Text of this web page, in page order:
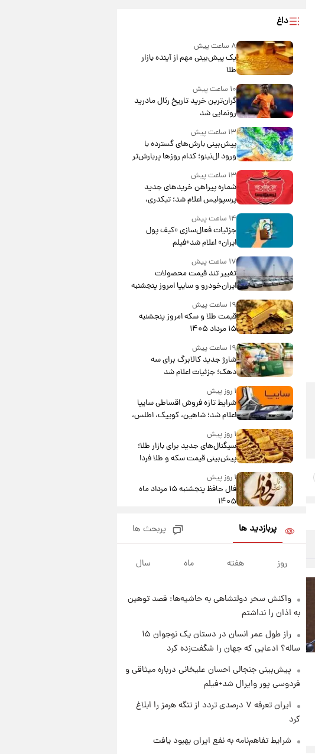
داغ
۸ ساعت پیش
یک پیش‌بینی مهم از آینده بازار
طلا
۱۰ ساعت پیش
گران‌ترین خرید تاریخ رئال مادرید
رونمایی شد
۱۳ ساعت پیش
پیش‌بینی بارش‌های گسترده با
ورود ال‌نینو؛ کدام روزها پربارش‌تر
خواهند بود؟
۱۳ ساعت پیش
شماره پیراهن خریدهای جدید
پرسپولیس اعلام شد؛ تیکدری،
محبی و سرگیف با اعداد ویژه
۱۴ ساعت پیش
جزئیات فعال‌سازی «کیف پول
ایران» اعلام شد+فیلم
۱۷ ساعت پیش
تغییر تند قیمت محصولات
ایران‌خودرو و سایپا امروز پنجشنبه
۱۵ مرداد ۱۴۰۵ +جدول
۱۹ ساعت پیش
قیمت طلا و سکه امروز پنجشنبه
۱۵ مرداد ۱۴۰۵
۱۹ ساعت پیش
شارژ جدید کالابرگ برای سه
دهک؛ جزئیات اعلام شد
۱ روز پیش
شرایط تازه فروش اقساطی سایپا
اعلام شد؛ شاهین، کوییک، اطلس،
سهند و ساینا با اقساط بلندمدت +
جدول۱ روز پیش
سیگنال‌های جدید برای بازار طلا؛
پیش‌بینی قیمت سکه و طلا فردا
۱ روز پیش
فال حافظ پنجشنبه ۱۵ مرداد ماه
۱۴۰۵
فال قهوه روزانه پنجشنبه ۱۵ مرداد
ماه ۱۴۰۵
۱ روز پیش
چهارشنبه ۱۴ مرداد + جدول
۱ روز پیش
تولید سایپا؛ نام خودرو، مبلغ پیش
پرداخت و زمان تحویل | سود
مشارکت چند درصد است؟
پربازدید ها پربحث ها
روز هفته ماه سال
واکنش سحر دولتشاهی به حاشیه‌ها: قصد توهین
به اذان را نداشتم
راز طول عمر انسان در دستان یک نوجوان ۱۵
ساله؟ ادعایی که جهان را شگفت‌زده کرد
پیش‌بینی جنجالی احسان علیخانی درباره میثاقی و
فردوسی پور وایرال شد+فیلم
ایران تعرفه ۷ درصدی تردد از تنگه هرمز را ابلاغ
کرد
شرایط تفاهم‌نامه به نفع ایران بهبود یافت